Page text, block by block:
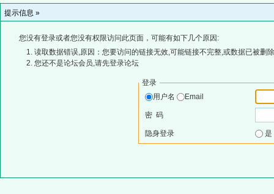
提示信息 »
您没有登录或者您没有权限访问此页面，可能有如下几个原因:
读取数据错误,原因：您要访问的链接无效,可能链接不完整,或数据已被删
您还不是论坛会员,请先登录论坛
登录
用户名
Email
密 码
隐身登录